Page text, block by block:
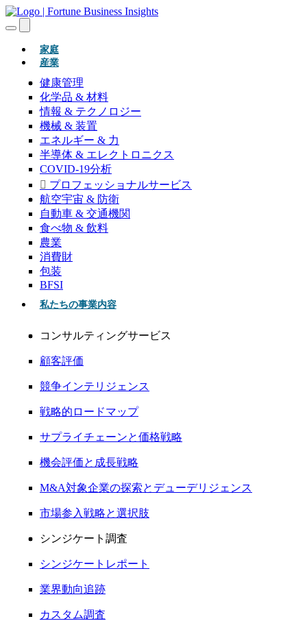
家庭(現在)
産業
健康管理
化学品 & 材料
情報 & テクノロジー
機械 & 装置
エネルギー & 力
半導体 & エレクトロニクス
COVID-19分析
プロフェッショナルサービス
航空宇宙 & 防衛
自動車 & 交通機関
食べ物 & 飲料
農業
消費財
包装
BFSI
私たちの事業内容
コンサルティングサービス
顧客評価
競争インテリジェンス
戦略的ロードマップ
サプライチェーンと価格戦略
機会評価と成長戦略
M&A対象企業の探索とデューデリジェンス
市場参入戦略と選択肢
シンジケート調査
シンジケートレポート
業界動向追跡
カスタム調査